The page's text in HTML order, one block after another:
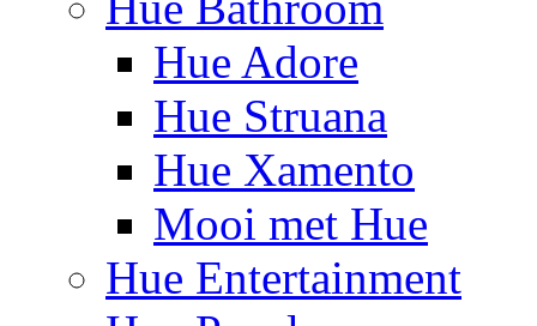
Hue Adore
Hue Struana
Hue Xamento
Mooi met Hue
Hue Entertainment